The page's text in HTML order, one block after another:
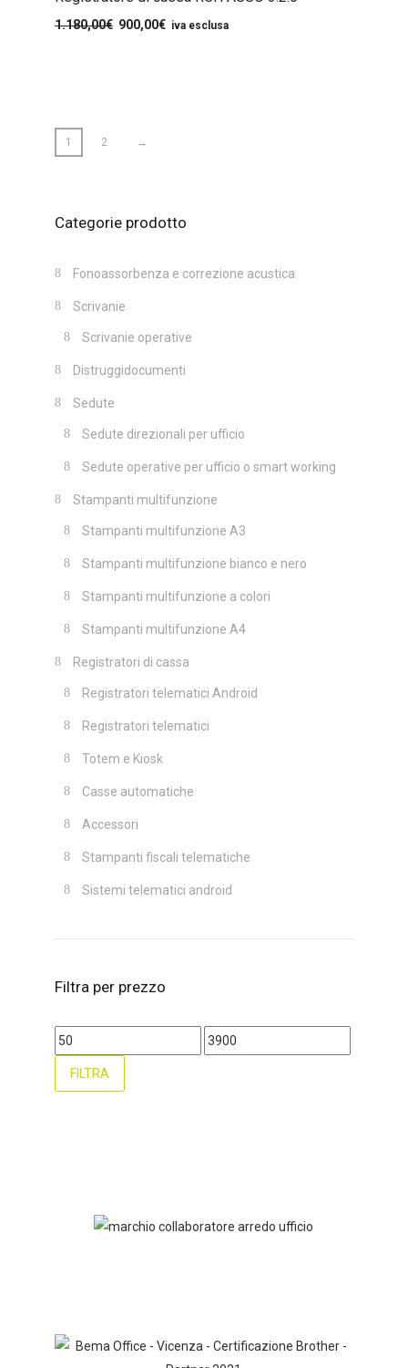
1.180,00€ 900,00€ iva esclusa
1 2 →
Categorie prodotto
Fonoassorbenza e correzione acustica
Scrivanie
Scrivanie operative
Distruggidocumenti
Sedute
Sedute direzionali per ufficio
Sedute operative per ufficio o smart working
Stampanti multifunzione
Stampanti multifunzione A3
Stampanti multifunzione bianco e nero
Stampanti multifunzione a colori
Stampanti multifunzione A4
Registratori di cassa
Registratori telematici Android
Registratori telematici
Totem e Kiosk
Casse automatiche
Accessori
Stampanti fiscali telematiche
Sistemi telematici android
Filtra per prezzo
FILTRA